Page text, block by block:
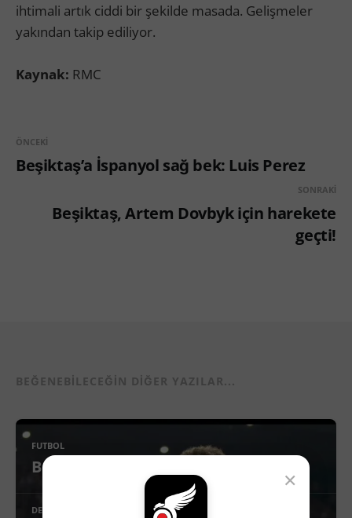
ihtimali artık ciddi bir şekilde masada. Gelişmeler
yakından takip ediliyor.
Kaynak: RMC
ÖNCEKI
Beşiktaş’a İspanyol sağ bek: Luis Perez
SONRAKI
Beşiktaş, Artem Dovbyk için harekete
geçti!
BEĞENEBILECEĞIN DIĞER YAZILAR...
FUTBOL
Beşiktaş’ta Sağ Kanat İçin Yeni Aday!
DEVAMINI OKU
×